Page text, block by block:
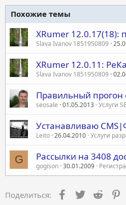
Похожие темы
XRumer 12.0.17(18):
Slava Ivanov 1851950809
XRumer 12.0.11:
Slava Ivanov 1851950809
Правильный прогон
seosale 01.05.2013 Услуги
Устанавливаю
Leito 26.04.2010 Услуги
G Рассылки на 3408
gogison 30.01.2009
Поделиться: Facebook
Twitter Reddit